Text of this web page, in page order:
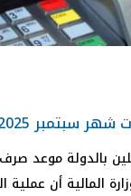
سبتمبر 2025
بالدولة موعد صرف
المالية أن عملية